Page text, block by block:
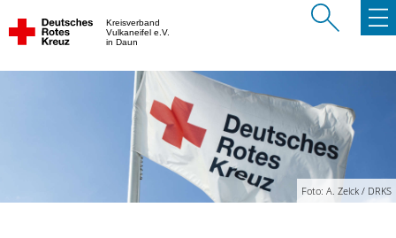
Kreisverband
Vulkaneifel e.V.
in Daun
Foto: A. Zelck / DRKS